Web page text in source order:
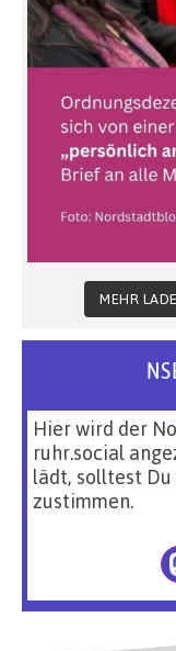
MEHR
Hier wird der
ruhr.social
lädt, solltest
zustimmen.